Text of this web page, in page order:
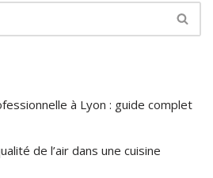
à Lyon : guide complet
de l’air dans une cuisine